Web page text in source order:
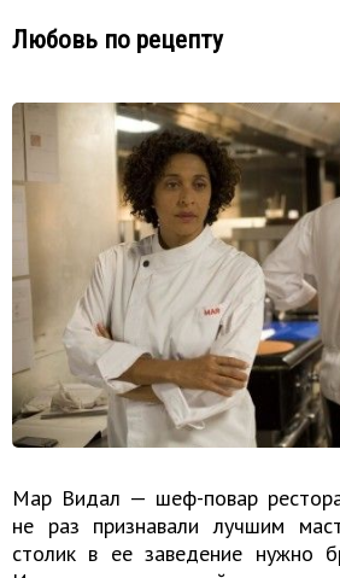
Любовь по рецепту
Мар Видал — шеф-повар
не раз признавали лучшим
столик в ее заведение нужно